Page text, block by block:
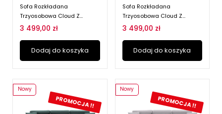
Sofa Rozkładana
Trzyosobowa Cloud Z...
3 499,00 zł
Dodaj do koszyka
Sofa Rozkładana
Trzyosobowa Cloud Z...
3 499,00 zł
Dodaj do koszyka
PROMOCJA !!
Nowy
PROMOCJA !!
Nowy